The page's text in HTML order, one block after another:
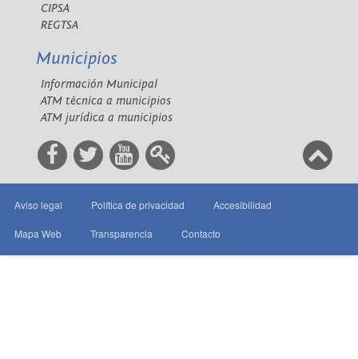
CIPSA
REGTSA
Municipios
Información Municipal
ATM técnica a municipios
ATM jurídica a municipios
Aviso legal Política de privacidad Accesibilidad
Mapa Web Transparencia Contacto